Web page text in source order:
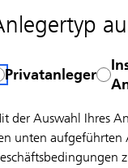
Privatanleger
der Auswahl Ihres
unten aufgeführten